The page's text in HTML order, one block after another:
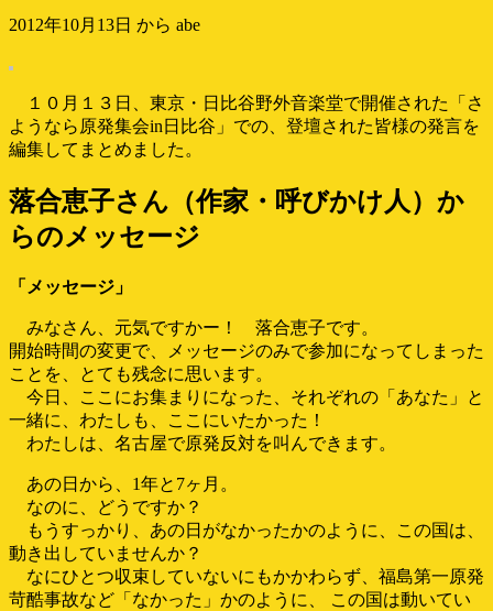
2012年10月13日 から abe
１０月１３日、東京・日比谷野外音楽堂で開催された「さ
ようなら原発集会in日比谷」での、登壇された皆様の発言を
編集してまとめました。
落合恵子さん（作家・呼びかけ人）か
らのメッセージ
「メッセージ」
みなさん、元気ですかー！ 落合恵子です。
開始時間の変更で、メッセージのみで参加になってしまった
ことを、とても残念に思います。
今日、ここにお集まりになった、それぞれの「あなた」と
一緒に、わたしも、ここにいたかった！
わたしは、名古屋で原発反対を叫んできます。
あの日から、1年と7ヶ月。
なのに、どうですか？
もうすっかり、あの日がなかったかのように、この国は、
動き出していませんか？
なにひとつ収束していないにもかかわらず、福島第一原発
苛酷事故など「なかった」かのように、 この国は動いてい